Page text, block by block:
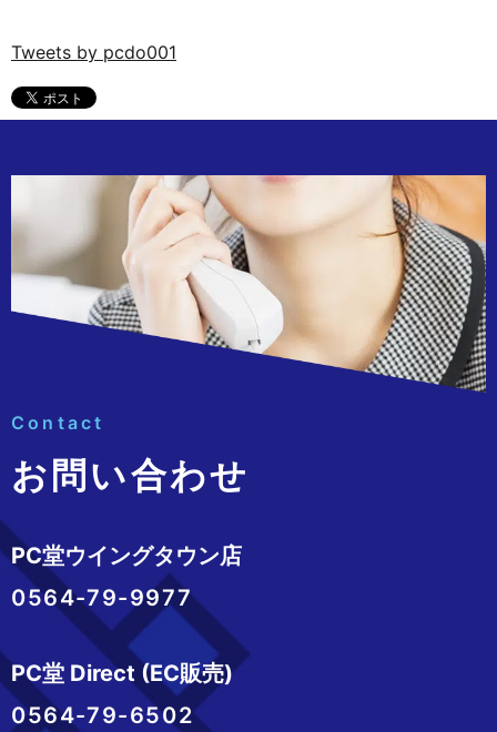
Tweets by pcdo001
Contact
お問い合わせ
PC堂ウイングタウン店
0564-79-9977
PC堂 Direct (EC販売)
0564-79-6502